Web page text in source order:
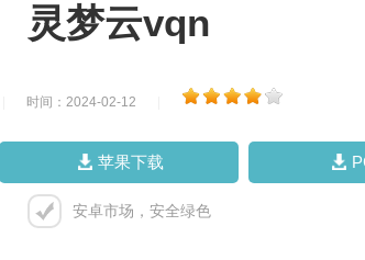
灵梦云vqn
时间：2024-02-12
苹果下载
安卓市场，安全绿色